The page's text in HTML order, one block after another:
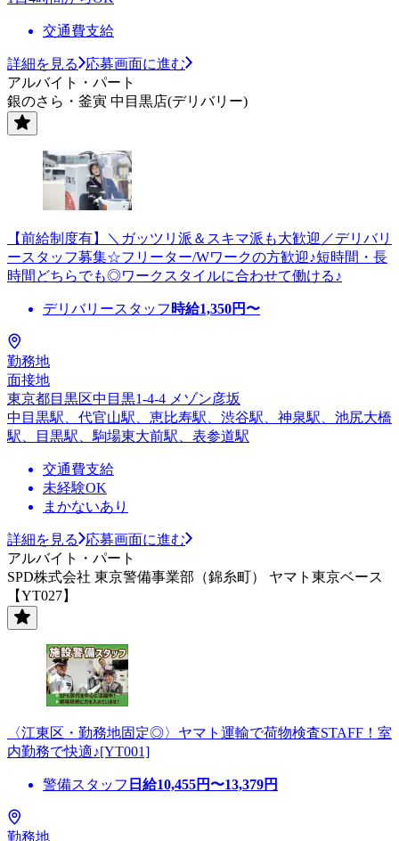
交通費支給
詳細を見る
応募画面に進む
アルバイト・パート
銀のさら・釜寅 中目黒店(デリバリー)
【前給制度有】＼ガッツリ派＆スキマ派も大歓迎／デリバリ
ースタッフ募集☆フリーター/Wワークの方歓迎♪短時間・長
時間どちらでも◎ワークスタイルに合わせて働ける♪
デリバリースタッフ 時給1,350円〜
勤務地
面接地
東京都目黒区中目黒1-4-4 メゾン彦坂
中目黒駅、代官山駅、恵比寿駅、渋谷駅、神泉駅、池尻大橋
駅、目黒駅、駒場東大前駅、表参道駅
交通費支給
未経験OK
まかないあり
詳細を見る
応募画面に進む
アルバイト・パート
SPD株式会社 東京警備事業部（錦糸町） ヤマト東京ベース
【YT027】
〈江東区・勤務地固定◎〉ヤマト運輸で荷物検査STAFF！室
内勤務で快適♪[YT001]
警備スタッフ 日給10,455円〜13,379円
勤務地